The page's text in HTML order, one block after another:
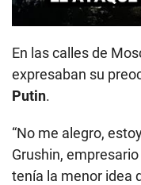
En las calles de
expresaban su
Putin.
“No me alegro,
Grushin,
tenía la menor idea